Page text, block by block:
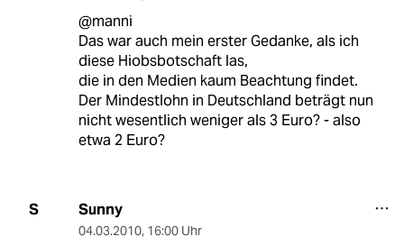
@manni
Das war auch mein erster Gedanke, als ich
diese Hiobsbotschaft las,
die in den Medien kaum Beachtung findet.
Der Mindestlohn in Deutschland beträgt nun
nicht wesentlich weniger als 3 Euro? - also
etwa 2 Euro?
S Sunny
04.03.2010, 16:00 Uhr